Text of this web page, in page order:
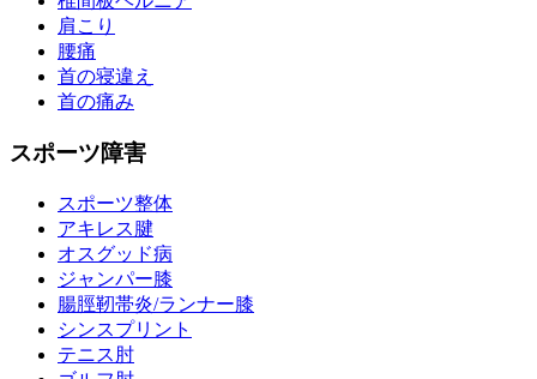
肩こり
腰痛
首の寝違え
首の痛み
スポーツ障害
スポーツ整体
アキレス腱
オスグッド病
ジャンパー膝
腸脛靭帯炎/ランナー膝
シンスプリント
テニス肘